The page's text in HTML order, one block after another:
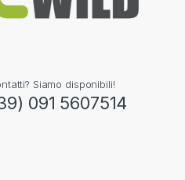
Siamo disponibili!
091 5607514